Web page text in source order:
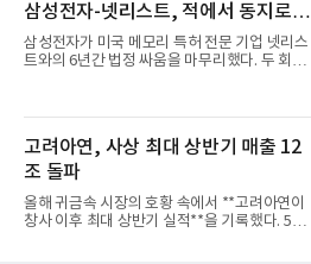
삼성전자-넷리스트, 적에서 동지로…
삼성전자가 미국 메모리 특허 전문 기업 넷리스
트와의 6년간 법정 싸움을 마무리했다. 두 회사
고려아연, 사상 최대 상반기 매출 12
조 돌파
올해 귀금속 시장의 호황 속에서 **고려아연이
창사 이후 최대 상반기 실적**을 기록했다. 5일